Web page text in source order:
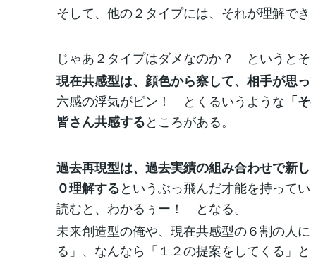
そして、他の２タイプには、それが理解で
じゃあ２タイプはダメなのか？ というとそ
現在共感型は、顔色から察して、相手が思
六感の浮気がピン！ とくるいうような 「
皆さん共感するところがある。
過去再現型は、過去実績の組み合わせで新
０理解するというぶっ飛んだ才能を持って
読むと、わかるぅー！ となる。
未来創造型の俺や、現在共感型の６割の人
る」、なんなら「１２の提案をしてくる」